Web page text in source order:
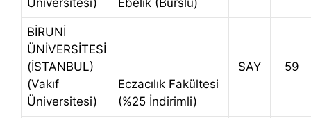
Üniversitesi) Ebelik (Burslu)
BİRUNİ
ÜNİVERSİTESİ
(İSTANBUL)
(Vakıf
Üniversitesi)
Eczacılık Fakültesi
(%25 İndirimli)
SAY 59